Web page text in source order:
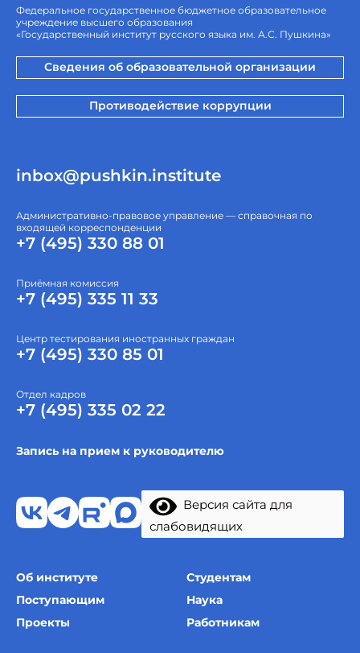
Федеральное государственное бюджетное образовательное
учреждение высшего образования
«Государственный институт русского языка им. А.С. Пушкина»
Сведения об образовательной организации
Противодействие коррупции
inbox@pushkin.institute
Административно-правовое управление — справочная по
входящей корреспонденции
+7 (495) 330 88 01
Приёмная комиссия
+7 (495) 335 11 33
Центр тестирования иностранных граждан
+7 (495) 330 85 01
Отдел кадров
+7 (495) 335 02 22
Запись на прием к руководителю
Версия сайта для
слабовидящих
Об институте
Студентам
Поступающим
Наука
Проекты
Работникам